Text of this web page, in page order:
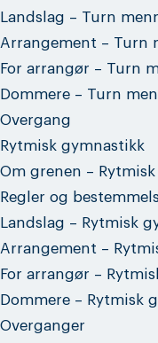
Landslag – Turn
Arrangement – Turn
For arrangør – Turn
Dommere – Turn
Overgang
Rytmisk gymnastikk
Om grenen –
Regler og
Landslag – Rytmisk
Arrangement –
For arrangør –
Dommere – Rytmisk
Overganger